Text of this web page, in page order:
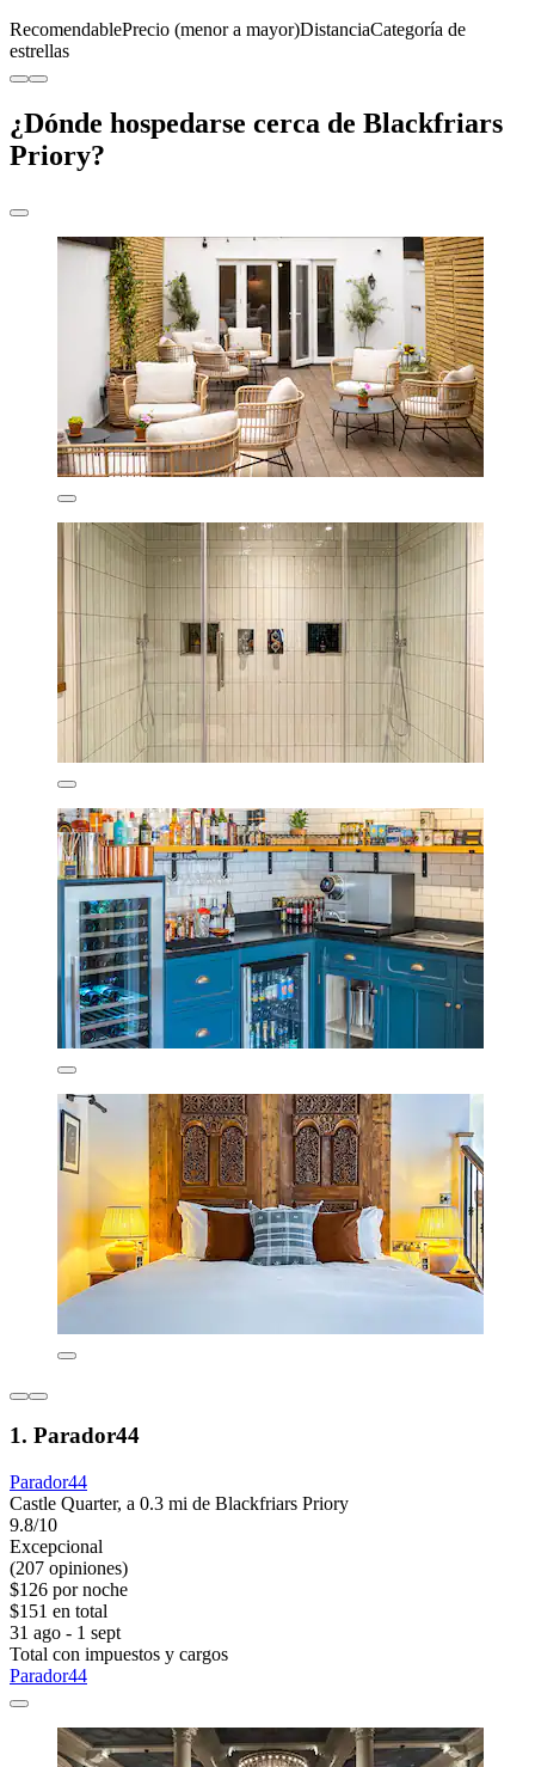
RecomendablePrecio (menor a mayor)DistanciaCategoría de
estrellas
¿Dónde hospedarse cerca de Blackfriars
Priory?
1. Parador44
Parador44
Castle Quarter, a 0.3 mi de Blackfriars Priory
9.8/10
Excepcional
(207 opiniones)
$126 por noche
$151 en total
31 ago - 1 sept
Total con impuestos y cargos
Parador44